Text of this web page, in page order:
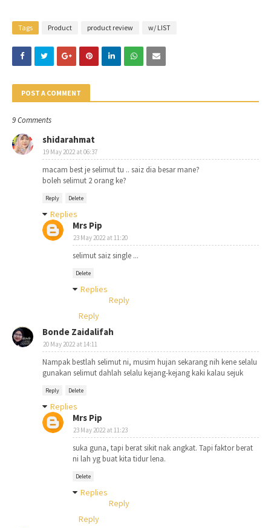
Tags Product product review w/ LIST
POST A COMMENT
9 Comments
shidarahmat
19 May 2022 at 06:37
macam best je selimut tu .. saiz dia besar mane?
boleh selimut 2 orang ke?
Reply Delete
Replies
Mrs Pip
23 May 2022 at 11:20
selimut saiz single ...
Delete
Replies
Reply
Reply
Bonde Zaidalifah
20 May 2022 at 14:11
Nampak bestlah selimut ni, musim hujan sekarang nih kene selalu
gunakan selimut dahlah selalu kejang-kejang kaki kalau sejuk
Reply Delete
Replies
Mrs Pip
23 May 2022 at 11:23
suka guna, tapi berat sikit nak angkat. Tapi faktor berat
ni lah yg buat kita tidur lena.
Delete
Replies
Reply
Reply